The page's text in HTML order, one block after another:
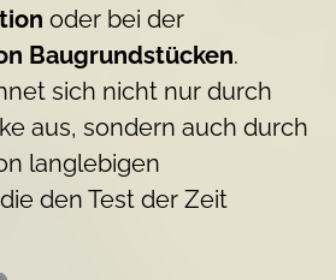
oder bei der
Baugrundstücken.
sich nicht nur durch
aus, sondern auch durch
langlebigen
den Test der Zeit